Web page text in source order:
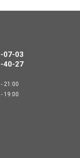
07-03
40-27
21:00
19:00